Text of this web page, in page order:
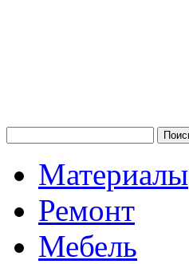
Материалы
Ремонт
Мебель